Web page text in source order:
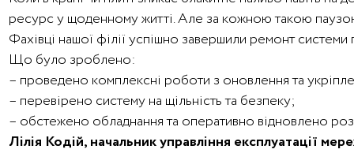
ресурс у щоденному житті. Але за кожною такою
Фахівці нашої філії успішно завершили ремонт системи
Що було зроблено:
– проведено комплексні роботи з оновлення та
– перевірено систему на щільність та безпеку;
– обстежено обладнання та оперативно відновлено
Лілія Кодій, начальник управління експлуатації